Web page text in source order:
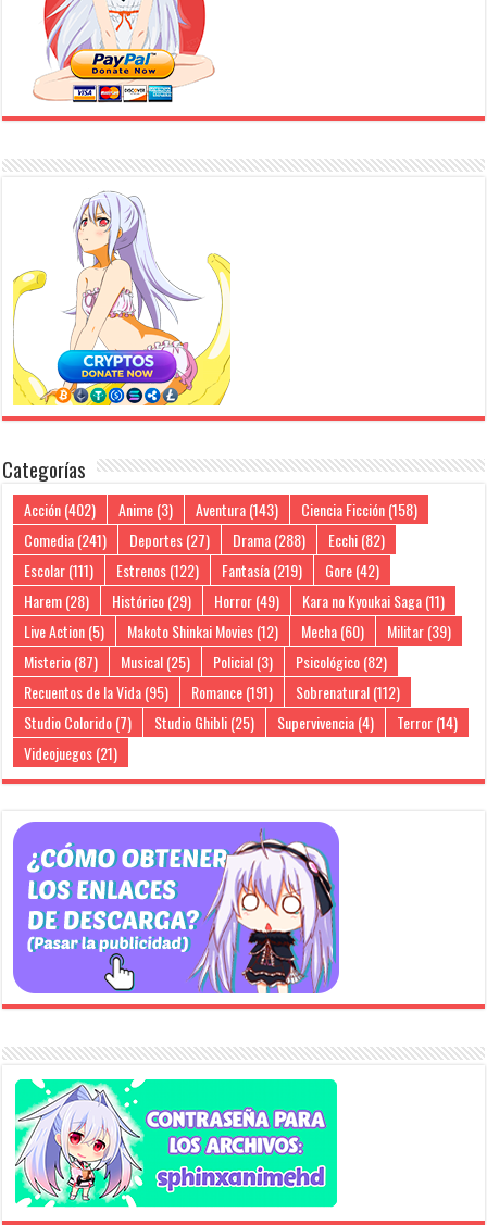
Categorías
Acción(402) Anime(3) Aventura(143) Ciencia Ficción(158)
Comedia(241) Deportes(27) Drama(288) Ecchi(82)
Escolar(111) Estrenos(122) Fantasía(219) Gore(42)
Harem(28) Histórico(29) Horror(49) Kara no Kyoukai Saga(11)
Live Action(5) Makoto Shinkai Movies(12) Mecha(60) Militar(39)
Misterio(87) Musical(25) Policial(3) Psicológico(82)
Recuentos de la Vida(95) Romance(191) Sobrenatural(112)
Studio Colorido(7) Studio Ghibli(25) Supervivencia(4) Terror(14)
Videojuegos(21)